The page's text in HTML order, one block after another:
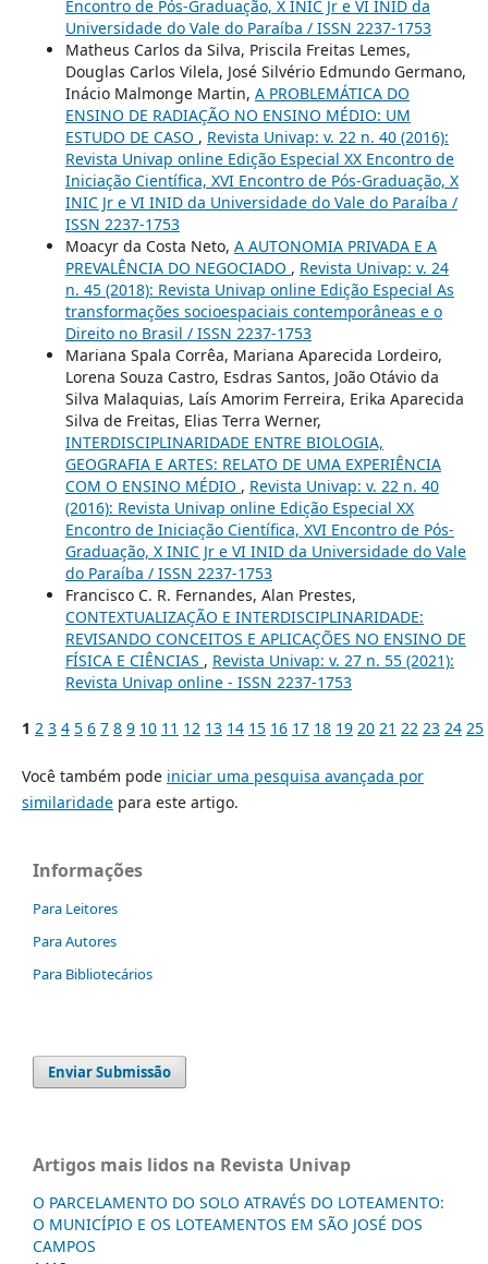
Encontro de Pós-Graduação, X INIC Jr e VI INID da
Universidade do Vale do Paraíba / ISSN 2237-1753
Matheus Carlos da Silva, Priscila Freitas Lemes,
Douglas Carlos Vilela, José Silvério Edmundo Germano,
Inácio Malmonge Martin, A PROBLEMÁTICA DO
ENSINO DE RADIAÇÃO NO ENSINO MÉDIO: UM
ESTUDO DE CASO , Revista Univap: v. 22 n. 40 (2016):
Revista Univap online Edição Especial XX Encontro de
Iniciação Científica, XVI Encontro de Pós-Graduação, X
INIC Jr e VI INID da Universidade do Vale do Paraíba /
ISSN 2237-1753
Moacyr da Costa Neto, A AUTONOMIA PRIVADA E A
PREVALÊNCIA DO NEGOCIADO , Revista Univap: v. 24
n. 45 (2018): Revista Univap online Edição Especial As
transformações socioespaciais contemporâneas e o
Direito no Brasil / ISSN 2237-1753
Mariana Spala Corrêa, Mariana Aparecida Lordeiro,
Lorena Souza Castro, Esdras Santos, João Otávio da
Silva Malaquias, Laís Amorim Ferreira, Erika Aparecida
Silva de Freitas, Elias Terra Werner,
INTERDISCIPLINARIDADE ENTRE BIOLOGIA,
GEOGRAFIA E ARTES: RELATO DE UMA EXPERIÊNCIA
COM O ENSINO MÉDIO , Revista Univap: v. 22 n. 40
(2016): Revista Univap online Edição Especial XX
Encontro de Iniciação Científica, XVI Encontro de Pós-
Graduação, X INIC Jr e VI INID da Universidade do Vale
do Paraíba / ISSN 2237-1753
Francisco C. R. Fernandes, Alan Prestes,
CONTEXTUALIZAÇÃO E INTERDISCIPLINARIDADE:
REVISANDO CONCEITOS E APLICAÇÕES NO ENSINO DE
FÍSICA E CIÊNCIAS , Revista Univap: v. 27 n. 55 (2021):
Revista Univap online - ISSN 2237-1753
1 2 3 4 5 6 7 8 9 10 11 12 13 14 15 16 17 18 19 20 21 22 23 24 25
Você também pode iniciar uma pesquisa avançada por
similaridadepara este artigo.
Informações
Para Leitores
Para Autores
Para Bibliotecários
Enviar Submissão
Artigos mais lidos na Revista Univap
O PARCELAMENTO DO SOLO ATRAVÉS DO LOTEAMENTO:
O MUNICÍPIO E OS LOTEAMENTOS EM SÃO JOSÉ DOS
CAMPOS